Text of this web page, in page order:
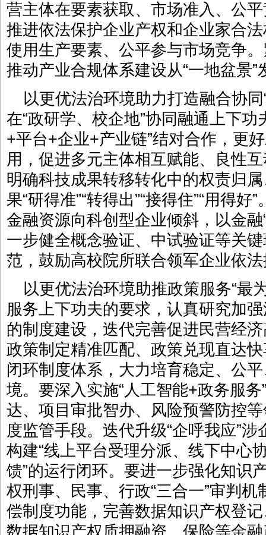
营主体在要素获取、市场准入、公
推进依法保护企业产权和企业家合
使用生产要素、公平参与市场竞争
推动产业合规体系建设从“一地盆景”
以更优法治环境助力打造融合协
在“政研学、校企地”协同融通上下
+平台+企业+产业链”结对合作，更
用，促进多元主体相互赋能、良性
明确科技成果转移转化中的权责归
果“研得准”“转得出”“接得住”“用得
金融资源向科创型企业倾斜，以金
一步健全概念验证、中试验证等关
范，鼓励高校院所联合领军企业依
以更优法治环境助推政策服务“最
服务上下功夫的要求，认真研究加
的制度建设，迭代完善促进民营经
政策制定精准匹配、政策兑现直达
闭环制度体系，大力培育稳定、公
境。要深入实施“人工智能+政务服
达、项目审批智办、风险预警防控
度监管手段。迭代升级“企呼我应”
构建“线上平台受理分派、线下中心
馈”的运行闭环。要进一步强化知识
权刑事、民事、行政“三合一”审判
偿制度功能，完善数据知识产权登
数据知识产权质押融资、保险等金